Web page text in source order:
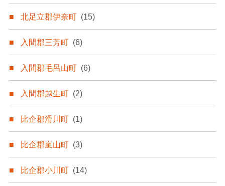
北足立郡伊奈町 (15)
入間郡三芳町 (6)
入間郡毛呂山町 (6)
入間郡越生町 (2)
比企郡滑川町 (1)
比企郡嵐山町 (3)
比企郡小川町 (14)